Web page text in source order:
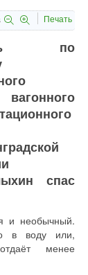
Печать
по
вагонного
спас
и необычный.
в воду или,
менее